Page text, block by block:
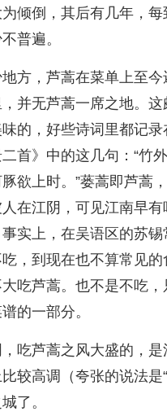
倾倒，其后有几年，
普遍。
方，芦蒿在菜单上至
并无芦蒿一席之地。
的，好些诗词里都记
首》中的这几句：“竹
欲上时。”蒌蒿即芦蒿
在江阴，可见江南早
实上，在吴语区的苏
，到现在也不算常见
吃芦蒿。也不是不吃
的一部分。
吃芦蒿之风大盛的，
较高调（夸张的说法
了。